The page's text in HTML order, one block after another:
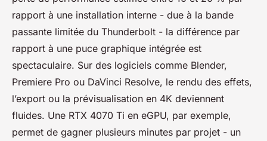
rapport à une installation interne - due à la bande
passante limitée du Thunderbolt - la différence par
rapport à une puce graphique intégrée est
spectaculaire. Sur des logiciels comme Blender,
Premiere Pro ou DaVinci Resolve, le rendu des effets,
l’export ou la prévisualisation en 4K deviennent
fluides. Une RTX 4070 Ti en eGPU, par exemple,
permet de gagner plusieurs minutes par projet - un